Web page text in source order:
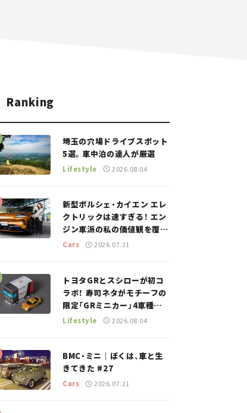
Ranking
埼玉の穴場ドライブスポット
5選。車中泊の達人が厳選
Lifestyle 2026.08.04
新型ポルシェ・カイエン エレ
クトリックは速すぎる！ エン
ジン車派の私の価値観を覆し
た、新しいポルシェの走り。
Cars 2026.07.31
トヨタGRとスシローが初コ
ラボ！ 寿司ネタがモチーフの
限定「GRミニカー」4車種が
登場。入手方法は？【クルマ
Lifestyle 2026.08.04
BMC・ミニ｜ぼくは、車と生
きてきた #27
Cars 2026.07.21